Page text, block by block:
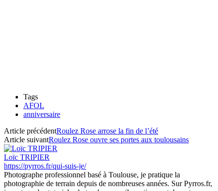
Tags
AFOL
anniversaire
Article précédentRoulez Rose arrose la fin de l’été
Article suivantRoulez Rose ouvre ses portes aux toulousains
Loïc TRIPIER
https://pyrros.fr/qui-suis-je/
Photographe professionnel basé à Toulouse, je pratique la
photographie de terrain depuis de nombreuses années. Sur Pyrros.fr,